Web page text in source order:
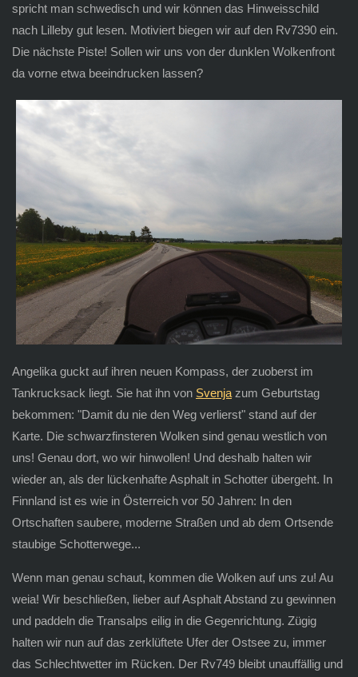
spricht man schwedisch und wir können das Hinweisschild
nach Lilleby gut lesen. Motiviert biegen wir auf den Rv7390 ein.
Die nächste Piste! Sollen wir uns von der dunklen Wolkenfront
da vorne etwa beeindrucken lassen?
Angelika guckt auf ihren neuen Kompass, der zuoberst im
Tankrucksack liegt. Sie hat ihn von Svenjazum Geburtstag
bekommen: "Damit du nie den Weg verlierst" stand auf der
Karte. Die schwarzfinsteren Wolken sind genau westlich von
uns! Genau dort, wo wir hinwollen! Und deshalb halten wir
wieder an, als der lückenhafte Asphalt in Schotter übergeht. In
Finnland ist es wie in Österreich vor 50 Jahren: In den
Ortschaften saubere, moderne Straßen und ab dem Ortsende
staubige Schotterwege...
Wenn man genau schaut, kommen die Wolken auf uns zu! Au
weia! Wir beschließen, lieber auf Asphalt Abstand zu gewinnen
und paddeln die Transalps eilig in die Gegenrichtung. Zügig
halten wir nun auf das zerklüftete Ufer der Ostsee zu, immer
das Schlechtwetter im Rücken. Der Rv749 bleibt unauffällig und